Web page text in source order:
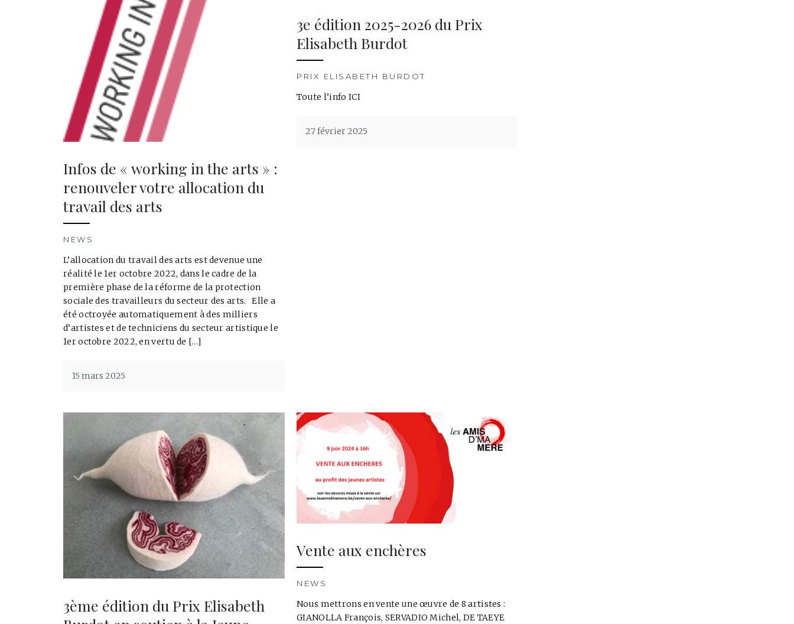
Infos de « working in the arts » :
renouveler votre allocation du
travail des arts
NEWS
L’allocation du travail des arts est devenue une
réalité le 1er octobre 2022, dans le cadre de la
première phase de la réforme de la protection
sociale des travailleurs du secteur des arts. Elle a
été octroyée automatiquement à des milliers
d’artistes et de techniciens du secteur artistique le
1er octobre 2022, en vertu de […]
15 mars 2025
3e édition 2025-2026 du Prix
Elisabeth Burdot
PRIX ELISABETH BURDOT
Toute l’info ICI
27 février 2025
3ème édition du Prix Elisabeth
Vente aux enchères
NEWS
Nous mettrons en vente une œuvre de 8 artistes :
GIANOLLA François, SERVADIO Michel, DE TAEYE